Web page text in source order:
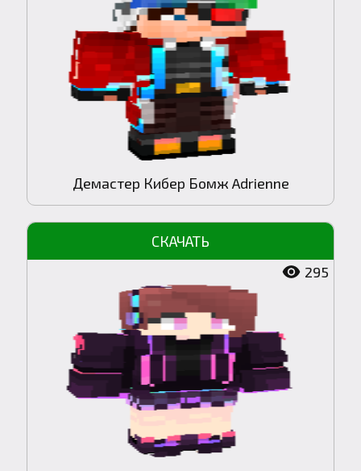
Демастер Кибер Бомж Adrienne
295